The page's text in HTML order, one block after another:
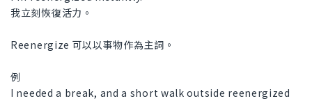
我立刻恢復活力。
Reenergize 可以以事物作為主詞。
例
I needed a break, and a short walk outside reenergized